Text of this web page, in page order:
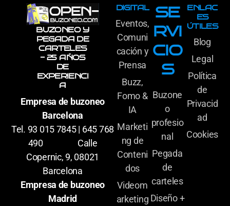
BUZONEO Y
PEGADA DE
CARTELES
- 25 AÑOS
DE
EXPERIENCI
A
Empresa de buzoneo
Barcelona
Tel. 93 015 7845 | 645 768
490 Calle
Copernic, 9, 08021
Barcelona
Empresa de buzoneo
Madrid
DIGITAL
Eventos,
Comuni
cación y
Prensa
Buzz,
Fomo &
IA
Marketi
ng de
Conteni
dos
Videom
arketing
SE
RVI
CIO
S
Buzone
o
profesio
nal
Pegada
de
carteles
Diseño +
ENLAC
ES
ÚTILES
Blog
Legal
Política
de
Privacid
ad
Cookies